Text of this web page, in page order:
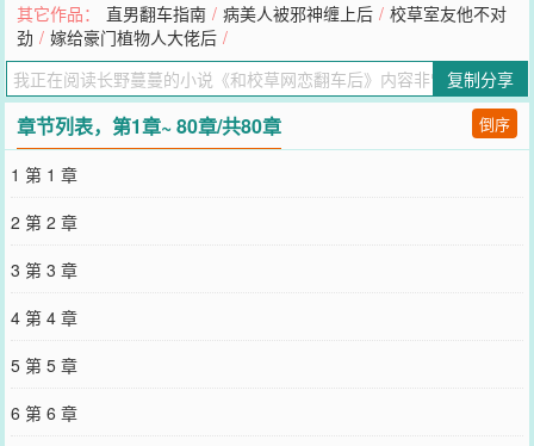
姐，我是男生。学姐恶狠狠道：就因为你是男生，就因为你掏出来比
他还大，你一定要让他知道网恋的险恶！纪苏：……为了帮学姐报
仇，纪苏用小号加上渣男的微信，每天绞尽脑汁跟对方聊天。可他从
早安发到晚安，渣男一直没有回复过消息。直到有一天，纪苏发了一
张照片给渣男。照片里他穿着白色短裤，露出一截纤长匀称的大腿。
这一次，对方秒回：照片上是你的腿？*纪苏发现渣男学长是个腿控，
隔三差五找借口让自己发腿照给他看。为了不暴露性别，纪苏只能在
网上买小裙子，乖乖拍腿照发给学长。学长一改冷漠，不仅主动找他
聊天，给他买各种漂亮小裙子，送他最想看的演唱会门票，甚至还给
他发了自己的八块腹肌和人鱼线……眼见学长越陷越深，忍不住提出
奔现，纪苏的报复计划即将大功告成。可令他没想到的是，渣男学长
竟是风靡A大的校草顾昭，身高一米九三的法律系高冷男神，据说本人
还有点恐同。纪苏怂了，偷偷拉黑微信，生怕校草认出他。可偏偏怕
什么来什么，两人见面的次数越来越频繁，校草看他的眼神也越来越
晦涩。再后来，顾昭将他抱坐在腿上，亲手为他穿上高开叉旗袍，语
气暗昧而危险：宝宝，怎么不叫老公了？纪苏：老公我错了呜呜……
纯欲系钓不自知但直男受×高冷腹黑直男校草但宠老婆攻1、攻不是真
渣男2、攻真腿控，只控受的腿3、双直男(假的)互弯小甜饼4、一切剧
其它作品： 直男翻车指南 / 病美人被邪神缠上后 / 校草室友他不对
劲 / 嫁给豪门植物人大佬后 /
复制分享
章节列表，第1章~ 80章/共80章 倒序
1 第 1 章
2 第 2 章
3 第 3 章
4 第 4 章
5 第 5 章
6 第 6 章